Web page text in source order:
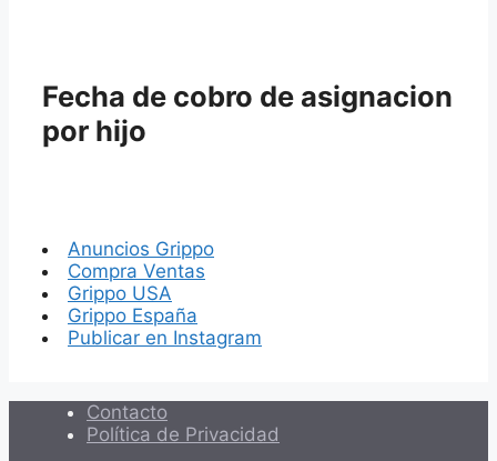
Fecha de cobro de asignacion
por hijo
Anuncios Grippo
Compra Ventas
Grippo USA
Grippo España
Publicar en Instagram
Contacto
Política de Privacidad